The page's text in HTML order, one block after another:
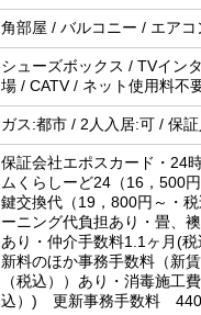
角部屋 / バルコニー / エアコ
シューズボックス / TVイン
場 / CATV / ネット使用料不
ガス:都市 / 2人入居:可 / 保
保証会社エポスカード・24
ムくらしーど24（16，500
鍵交換代（19，800円～・
ーニング代負担あり・畳、
あり・仲介手数料1.1ヶ月(
新料のほか事務手数料（新
（税込））あり・消毒施工
込）) 更新事務手数料